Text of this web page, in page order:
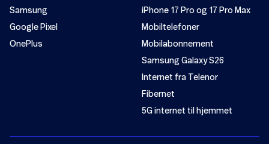
Samsung
Google Pixel
OnePlus
iPhone 17 Pro og 17 Pro Max
Mobiltelefoner
Mobilabonnement
Samsung Galaxy S26
Internet fra Telenor
Fibernet
5G internet til hjemmet